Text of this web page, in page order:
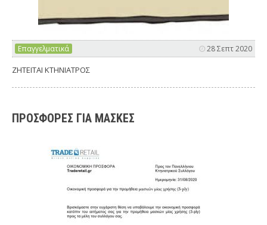
Επαγγελματικά 28 Σεπτ 2020
ΖΗΤΕΙΤΑΙ ΚΤΗΝΙΑΤΡΟΣ
ΠΡΟΣΦΟΡΕΣ ΓΙΑ ΜΑΣΚΕΣ